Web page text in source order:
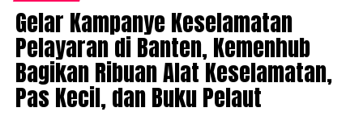
Gelar Kampanye Keselamatan
Pelayaran di Banten, Kemenhub
Bagikan Ribuan Alat Keselamatan,
Pas Kecil, dan Buku Pelaut